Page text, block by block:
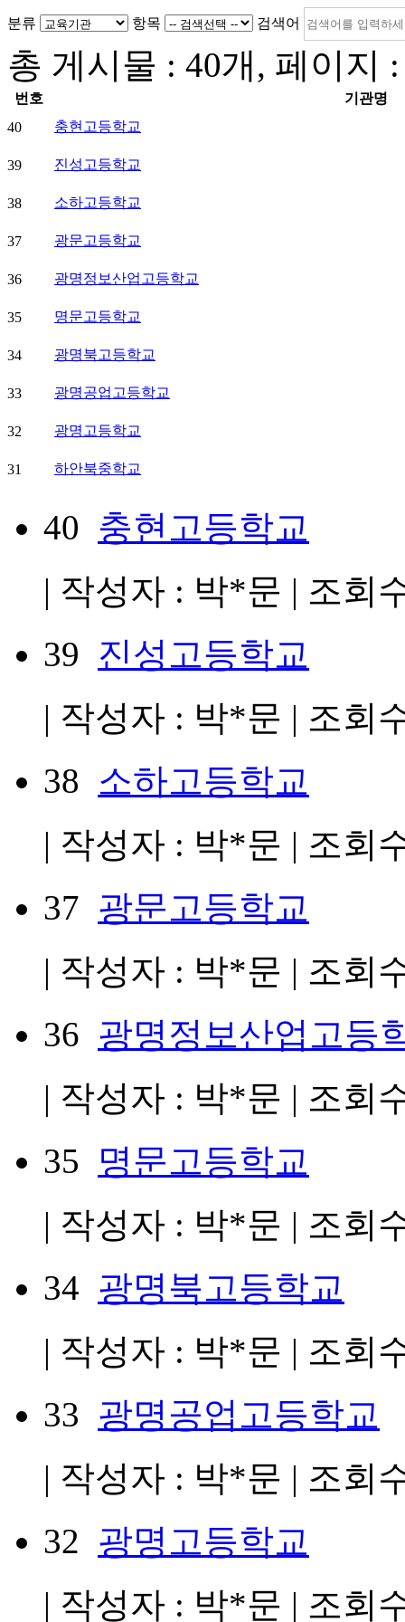
분류 항목 검색어
총 게시물 : 40개, 페이지
번호
기관명
40
충현고등학교
39 진성고등학교
38 소하고등학교
37 광문고등학교
36 광명정보산업고등학교
35 명문고등학교
34 광명북고등학교
33 광명공업고등학교
32 광명고등학교
31 하안북중학교
40 충현고등학교
| 작성자 : 박*문 | 조회
39 진성고등학교
| 작성자 : 박*문 | 조회
38 소하고등학교
| 작성자 : 박*문 | 조회
37 광문고등학교
| 작성자 : 박*문 | 조회
36 광명정보산업고등
| 작성자 : 박*문 | 조회
35
명문고등학교
| 작성자 : 박*문 | 조회
34 광명북고등학교
| 작성자 : 박*문 | 조회
33 광명공업고등학교
| 작성자 : 박*문 | 조회
32 광명고등학교
| 작성자 : 박*문 | 조회